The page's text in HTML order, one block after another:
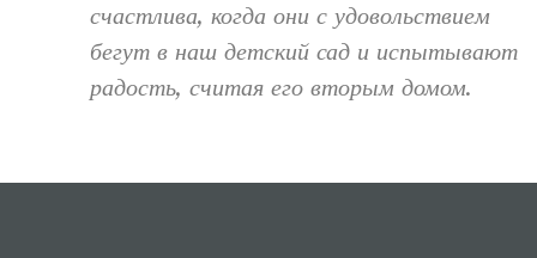
счастлива, когда они с удовольствием
бегут в наш детский сад и испытывают
радость, считая его вторым домом.